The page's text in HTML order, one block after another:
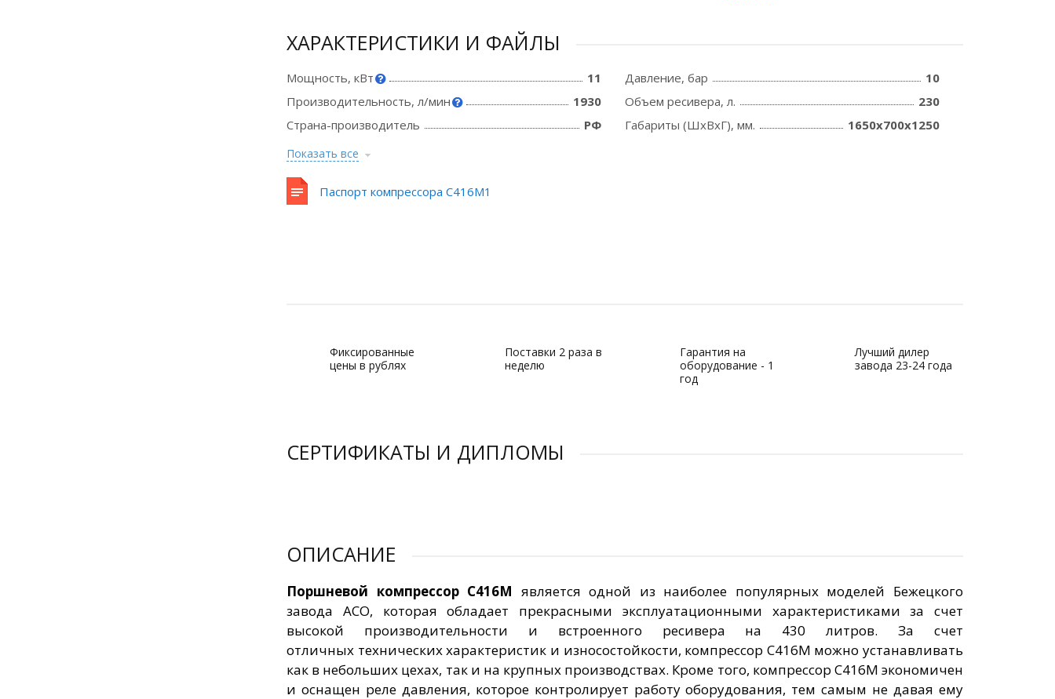
ХАРАКТЕРИСТИКИ И ФАЙЛЫ
Мощность, кВт 11 Давление, бар
10
Производительность, л/мин
1930 Объем ресивера, л.
230
Страна-производитель
РФ Габариты (ШхВхГ), мм. 1650х700х1250
Показать все
Паспорт компрессора С416М1
Фиксированные
цены в рублях
Поставки 2 раза в
неделю
Гарантия на
оборудование - 1
год
Лучший дилер
завода 23-24 года
СЕРТИФИКАТЫ И ДИПЛОМЫ
ОПИСАНИЕ
Поршневой компрессор С416М является одной из наиболее популярных моделей Бежецкого
завода АСО, которая обладает прекрасными эксплуатационными характеристиками за счет
высокой производительности и встроенного ресивера на 430 литров. За счет
отличных технических характеристик и износостойкости, компрессор С416М можно устанавливать
как в небольших цехах, так и на крупных производствах. Кроме того, компрессор С416М экономичен
и оснащен реле давления, которое контролирует работу оборудования, тем самым не давая ему